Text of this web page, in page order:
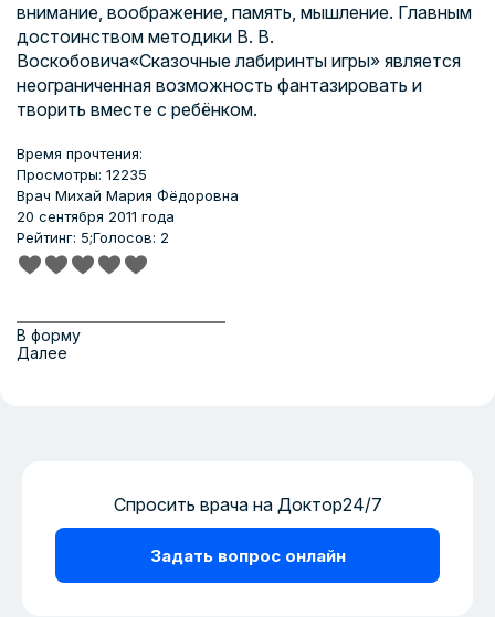
внимание, воображение, память, мышление. Главным
достоинством методики В. В.
Воскобовича«Сказочные лабиринты игры» является
неограниченная возможность фантазировать и
творить вместе с ребёнком.
Время прочтения:
Просмотры: 12235
Врач Михай Мария Фёдоровна
20 сентября 2011 года
Рейтинг: 5;Голосов: 2
В форму
Далее
Спросить врача на Доктор24/7
Задать вопрос онлайн